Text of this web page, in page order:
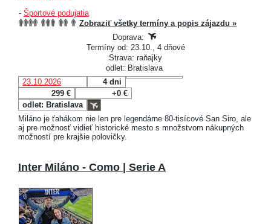
- Športové podujatia
Zobraziť všetky termíny a popis zájazdu »
Doprava:
Termíny od: 23.10., 4 dňové
Strava: raňajky
odlet: Bratislava
23.10.2026
4 dni
299 €
+0 €
odlet: Bratislava
Miláno je ťahákom nie len pre legendárne 80-tisícové San Siro, ale
aj pre možnosť vidieť historické mesto s množstvom nákupných
možností pre krajšie polovičky.
Inter Miláno - Como | Serie A